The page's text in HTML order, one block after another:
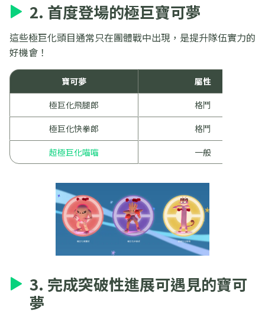
2. 首度登場的極巨寶可夢
這些極巨化頭目通常只在團體戰中出現，是提升隊伍實力的
好機會！
寶可夢
屬性
極巨化飛腿郎
格鬥
極巨化快拳郎
格鬥
超極巨化喵喵
一般
3. 完成突破性進展可遇見的寶可
夢